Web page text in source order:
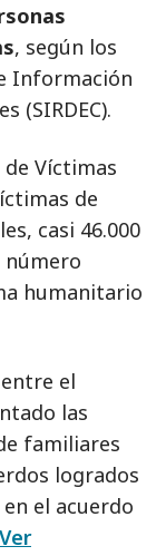
, según los
Información
(SIRDEC).
Víctimas
de
casi 46.000
número
humanitario
el
las
familiares
logrados
el acuerdo
Ver